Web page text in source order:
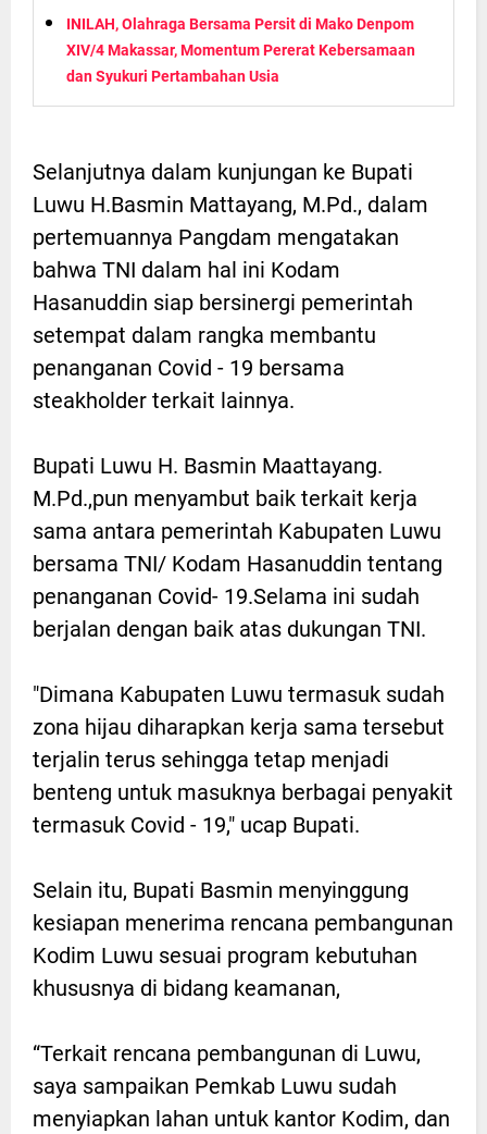
INILAH, Olahraga Bersama Persit di Mako Denpom
XIV/4 Makassar, Momentum Pererat Kebersamaan
dan Syukuri Pertambahan Usia
Selanjutnya dalam kunjungan ke Bupati
Luwu H.Basmin Mattayang, M.Pd., dalam
pertemuannya Pangdam mengatakan
bahwa TNI dalam hal ini Kodam
Hasanuddin siap bersinergi pemerintah
setempat dalam rangka membantu
penanganan Covid - 19 bersama
steakholder terkait lainnya.
Bupati Luwu H. Basmin Maattayang.
M.Pd.,pun menyambut baik terkait kerja
sama antara pemerintah Kabupaten Luwu
bersama TNI/ Kodam Hasanuddin tentang
penanganan Covid- 19.Selama ini sudah
berjalan dengan baik atas dukungan TNI.
"Dimana Kabupaten Luwu termasuk sudah
zona hijau diharapkan kerja sama tersebut
terjalin terus sehingga tetap menjadi
benteng untuk masuknya berbagai penyakit
termasuk Covid - 19," ucap Bupati.
Selain itu, Bupati Basmin menyinggung
kesiapan menerima rencana pembangunan
Kodim Luwu sesuai program kebutuhan
khususnya di bidang keamanan,
“Terkait rencana pembangunan di Luwu,
saya sampaikan Pemkab Luwu sudah
menyiapkan lahan untuk kantor Kodim, dan